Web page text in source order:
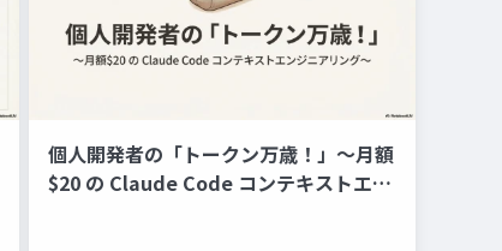
個人開発者の「トークン万歳！」～月額
$20 の Claude Code コンテキストエン